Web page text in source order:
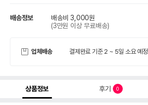
배송정보
배송비 3,000원
(3만원 이상 무료배송)
업체배송 결제완료 기준 2 ~ 5일 소요 예정
상품정보 후기 0